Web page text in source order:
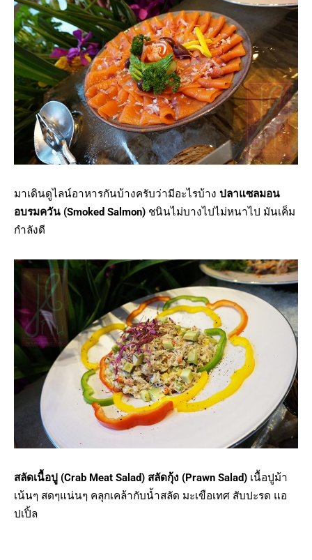
มาเดินดูไลน์อาหารกันบ้างครับว่ามีอะไรบ้าง ปลาแซลมอน
อบรมควัน (Smoked Salmon) ชนินไม่บางไปไม่หนาไป มันเค็ม
กำลังดี
สลัดเนื้อปู (Crab Meat Salad) สลัดกุ้ง (Prawn Salad) เนื้อปูม้า
เน้นๆ สดๆแน่นๆ คลุกเคล้ากับน้ำสลัด มะเขือเทศ สับปะรด แอ
ปเปิ้ล